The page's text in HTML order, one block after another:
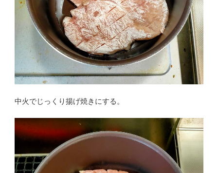
中火でじっくり揚げ焼きにする。